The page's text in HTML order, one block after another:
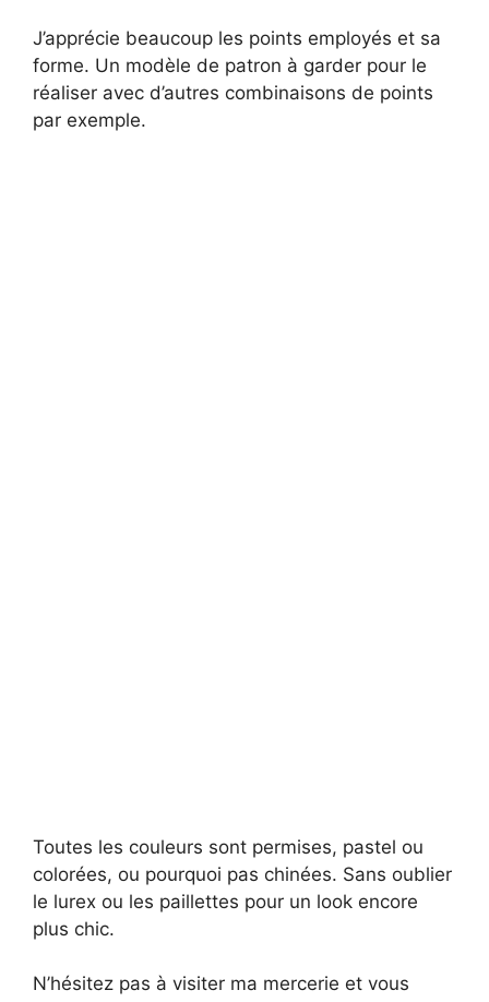
J’apprécie beaucoup les points employés et sa
forme. Un modèle de patron à garder pour le
réaliser avec d’autres combinaisons de points
par exemple.
Toutes les couleurs sont permises, pastel ou
colorées, ou pourquoi pas chinées. Sans oublier
le lurex ou les paillettes pour un look encore
plus chic.
N’hésitez pas à visiter ma mercerie et vous